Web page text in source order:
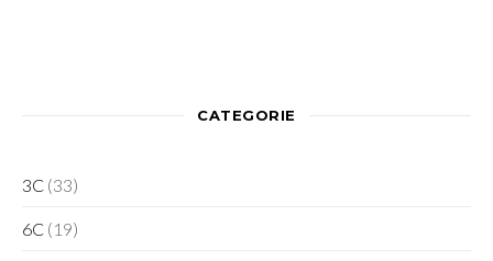
CATEGORIE
3C (33)
6C (19)